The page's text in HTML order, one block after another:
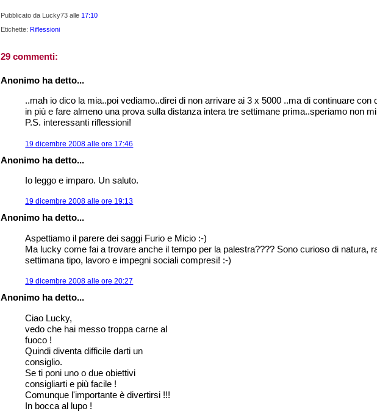
Pubblicato da Lucky73alle 17:10
Etichette: Riflessioni
29 commenti:
Anonimo ha detto...
..mah io dico la mia..poi vediamo..direi di non arrivare ai 3 x 5000 ..ma di continuare con
in più e fare almeno una prova sulla distanza intera tre settimane prima..speriamo non
P.S. interessanti riflessioni!
19 dicembre 2008 alle ore 17:46
Anonimo ha detto...
Io leggo e imparo. Un saluto.
19 dicembre 2008 alle ore 19:13
Anonimo ha detto...
Aspettiamo il parere dei saggi Furio e Micio :-)
Ma lucky come fai a trovare anche il tempo per la palestra???? Sono curioso di natura,
settimana tipo, lavoro e impegni sociali compresi! :-)
19 dicembre 2008 alle ore 20:27
Anonimo ha detto...
Ciao Lucky,
vedo che hai messo troppa carne al
fuoco !
Quindi diventa difficile darti un
consiglio.
Se ti poni uno o due obiettivi
consigliarti e più facile !
Comunque l'importante è divertirsi !!!
In bocca al lupo !